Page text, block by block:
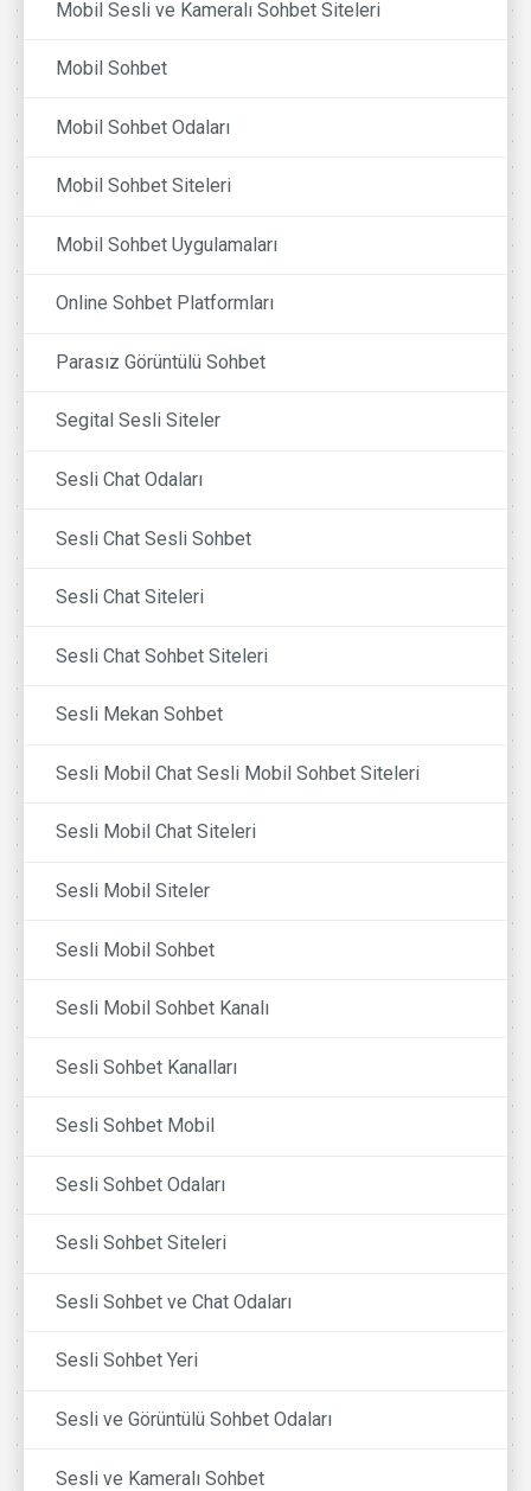
Mobil Sesli ve Kameralı Sohbet Siteleri
Mobil Sohbet
Mobil Sohbet Odaları
Mobil Sohbet Siteleri
Mobil Sohbet Uygulamaları
Online Sohbet Platformları
Parasız Görüntülü Sohbet
Segital Sesli Siteler
Sesli Chat Odaları
Sesli Chat Sesli Sohbet
Sesli Chat Siteleri
Sesli Chat Sohbet Siteleri
Sesli Mekan Sohbet
Sesli Mobil Chat Sesli Mobil Sohbet Siteleri
Sesli Mobil Chat Siteleri
Sesli Mobil Siteler
Sesli Mobil Sohbet
Sesli Mobil Sohbet Kanalı
Sesli Sohbet Kanalları
Sesli Sohbet Mobil
Sesli Sohbet Odaları
Sesli Sohbet Siteleri
Sesli Sohbet ve Chat Odaları
Sesli Sohbet Yeri
Sesli ve Görüntülü Sohbet Odaları
Sesli ve Kameralı Sohbet